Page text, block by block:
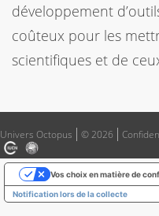
développement
coûteux pour les
scientifiques et de
Univers Octopus © 2026
Notification lors de la collecte
Vos choix en matière de